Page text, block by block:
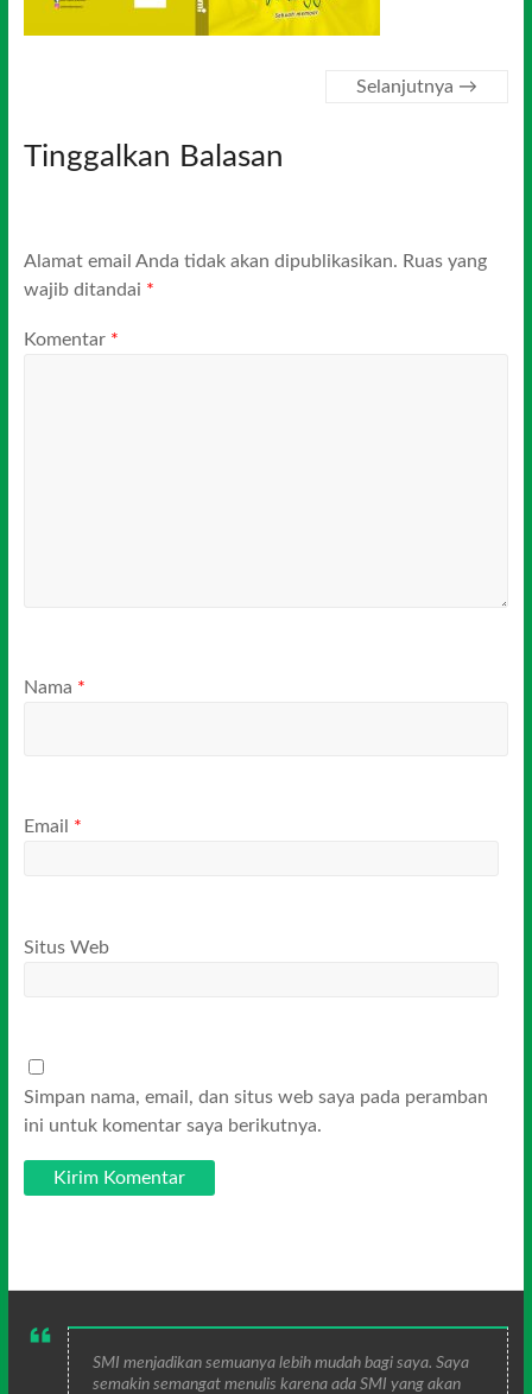
Selanjutnya →
Tinggalkan Balasan
Alamat email Anda tidak akan dipublikasikan. Ruas yang
wajib ditandai *
Komentar *
Nama *
Email *
Situs Web
Simpan nama, email, dan situs web saya pada peramban
ini untuk komentar saya berikutnya.
SMI menjadikan semuanya lebih mudah bagi saya. Saya
semakin semangat menulis karena ada SMI yang akan